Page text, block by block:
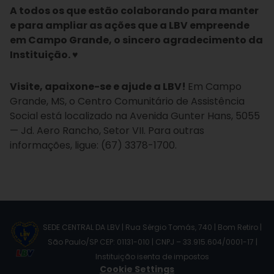
A todos os que estão colaborando para manter
e para ampliar as ações que a LBV empreende
em Campo Grande, o sincero agradecimento da
Instituição. ♥
Visite, apaixone-se e ajude a LBV! Em Campo
Grande, MS, o Centro Comunitário de Assistência
Social está localizado na Avenida Gunter Hans, 5055
— Jd. Aero Rancho, Setor VII. Para outras
informações, ligue: (67) 3378-1700.
SEDE CENTRAL DA LBV | Rua Sérgio Tomás, 740 | Bom Retiro |
São Paulo/SP CEP: 01131-010 | CNPJ – 33.915.604/0001-17 |
Instituição isenta de impostos
Cookie Settings